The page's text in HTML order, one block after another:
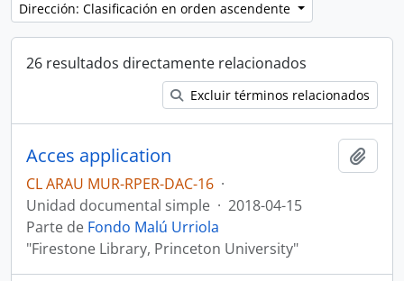
Dirección: Clasificación en orden ascendente
26 resultados directamente relacionados
Excluir términos relacionados
Acces application
CL ARAU MUR-RPER-DAC-16 ·
Unidad documental simple · 2018-04-15
Parte de Fondo Malú Urriola
"Firestone Library, Princeton University"